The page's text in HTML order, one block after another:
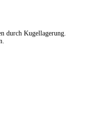
durch Kugellagerung.